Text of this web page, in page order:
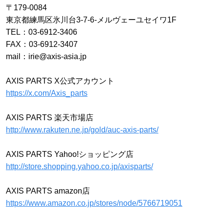
〒179-0084
東京都練馬区氷川台3-7-6-メルヴェーユセイワ1F
TEL：03-6912-3406
FAX：03-6912-3407
mail：irie@axis-asia.jp
AXIS PARTS X公式アカウント
https://x.com/Axis_parts
AXIS PARTS 楽天市場店
http://www.rakuten.ne.jp/gold/auc-axis-parts/
AXIS PARTS Yahoo!ショッピング店
http://store.shopping.yahoo.co.jp/axisparts/
AXIS PARTS amazon店
https://www.amazon.co.jp/stores/node/5766719051